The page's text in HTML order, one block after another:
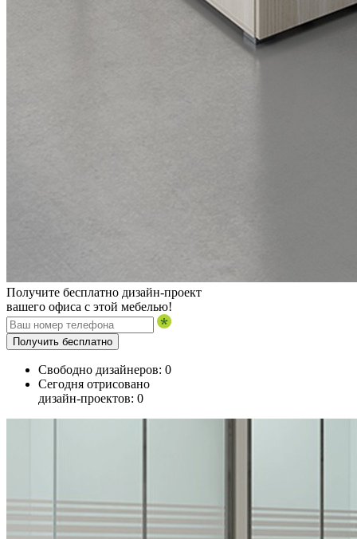
Получите бесплатно дизайн-проект
вашего офиса с этой мебелью!
Получить бесплатно
Свободно дизайнеров: 0
Сегодня отрисовано
дизайн-проектов: 0